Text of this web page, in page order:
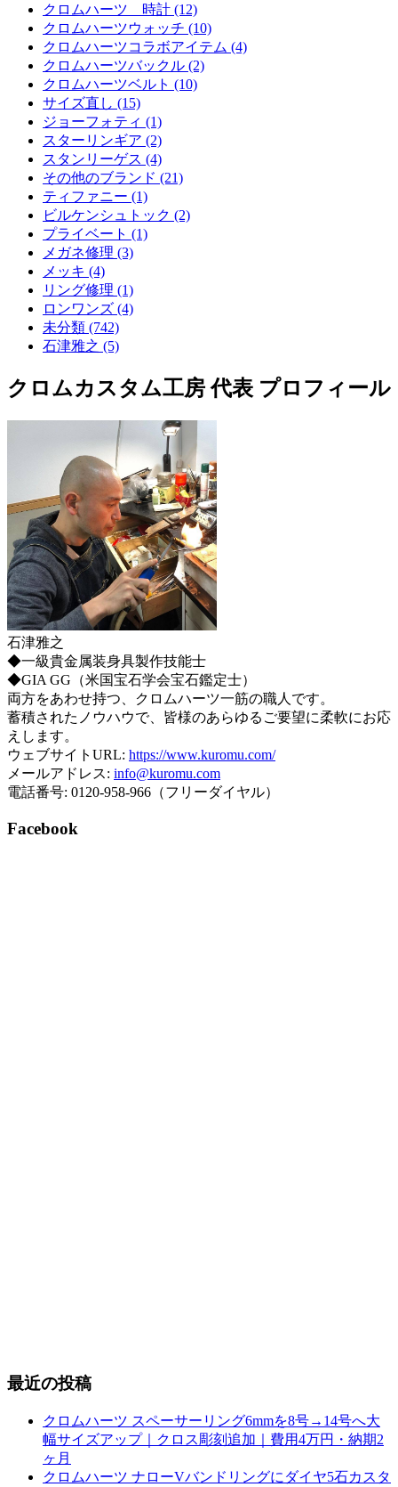
クロムハーツ 時計 (12)
クロムハーツウォッチ (10)
クロムハーツコラボアイテム (4)
クロムハーツバックル (2)
クロムハーツベルト (10)
サイズ直し (15)
ジョーフォティ (1)
スターリンギア (2)
スタンリーゲス (4)
その他のブランド (21)
ティファニー (1)
ビルケンシュトック (2)
プライベート (1)
メガネ修理 (3)
メッキ (4)
リング修理 (1)
ロンワンズ (4)
未分類 (742)
石津雅之 (5)
クロムカスタム工房 代表 プロフィール
石津雅之
◆一級貴金属装身具製作技能士
◆GIA GG（米国宝石学会宝石鑑定士）
両方をあわせ持つ、クロムハーツ一筋の職人です。
蓄積されたノウハウで、皆様のあらゆるご要望に柔軟にお応
えします。
ウェブサイトURL: https://www.kuromu.com/
メールアドレス: info@kuromu.com
電話番号: 0120-958-966（フリーダイヤル）
Facebook
最近の投稿
クロムハーツ スペーサーリング6mmを8号→14号へ大
幅サイズアップ｜クロス彫刻追加｜費用4万円・納期2
ヶ月
クロムハーツ ナローVバンドリングにダイヤ5石カスタ